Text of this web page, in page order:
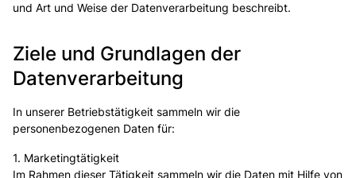
und Art und Weise der Datenverarbeitung beschreibt.
Ziele und Grundlagen der
Datenverarbeitung
In unserer Betriebstätigkeit sammeln wir die
personenbezogenen Daten für:
1. Marketingtätigkeit
Im Rahmen dieser Tätigkeit sammeln wir die Daten mit Hilfe von